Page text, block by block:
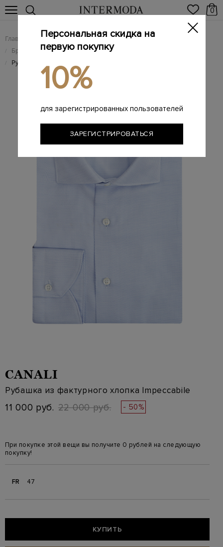
0
Главная Мужчинам / Одежда
/ Брендовые мужские рубашки
/ Рубашка из фактурного хлопка Impeccabile
CANALI
Рубашка из фактурного хлопка Impeccabile
11 000 руб. 22 000 руб. - 50%
При покупке этой вещи вы получите 0 рублей на следующую
покупку!
FR 47
КУПИТЬ
Персональная скидка на
первую покупку
10%
для зарегистрированных пользователей
ЗАРЕГИСТРИРОВАТЬСЯ